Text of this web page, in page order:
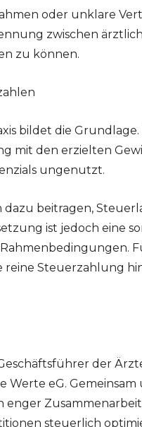
oder unklare
zwischen
zu können.
bildet die
mit den erzielten
ungenutzt.
beitragen,
ist jedoch eine
reine Steuerzahlung
der
eG.
steuerlich